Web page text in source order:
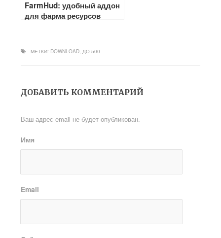
FarmHud: удобный аддон
для фарма ресурсов
МЕТКИ: DOWNLOAD,ДО 500
ДОБАВИТЬ КОММЕНТАРИЙ
Ваш адрес email не будет опубликован.
Имя
Email